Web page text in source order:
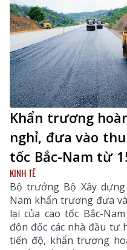
Khẩn trương
nghỉ, đưa vào
tốc Bắc-Nam từ
KINH TẾ
Bộ trưởng Bộ Xây
Nam khẩn trương đưa
lại của cao tốc Bắc-
đôn đốc các nhà đầu tư
tiến độ, khẩn trương